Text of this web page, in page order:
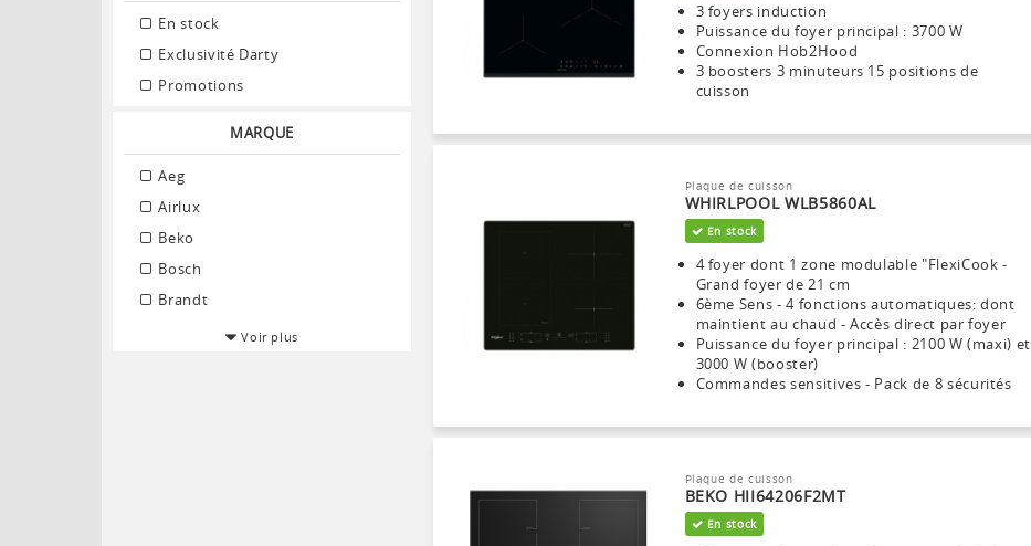
En stock
Exclusivité Darty
Promotions
MARQUE
Aeg
Airlux
Beko
Bosch
Brandt
Voir plus
3 foyers induction
Puissance du foyer principal : 3700 W
Connexion Hob2Hood
3 boosters 3 minuteurs 15 positions de
cuisson
Plaque de cuisson
WHIRLPOOL WLB5860AL
En stock
4 foyer dont 1 zone modulable "FlexiCook -
Grand foyer de 21 cm
6ème Sens - 4 fonctions automatiques: dont
maintient au chaud - Accès direct par foyer
Puissance du foyer principal : 2100 W (maxi) et
3000 W (booster)
Commandes sensitives - Pack de 8 sécurités
Plaque de cuisson
BEKO HII64206F2MT
En stock